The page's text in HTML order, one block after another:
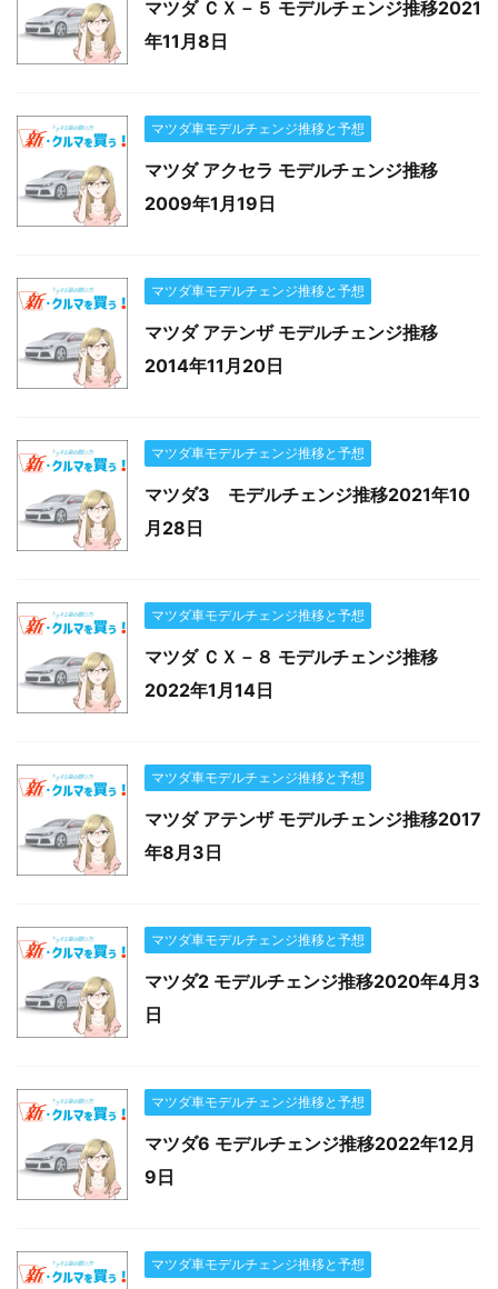
マツダ ＣＸ－５ モデルチェンジ推移2021
年11月8日
マツダ車モデルチェンジ推移と予想
マツダ アクセラ モデルチェンジ推移
2009年1月19日
マツダ車モデルチェンジ推移と予想
マツダ アテンザ モデルチェンジ推移
2014年11月20日
マツダ車モデルチェンジ推移と予想
マツダ3 モデルチェンジ推移2021年10
月28日
マツダ車モデルチェンジ推移と予想
マツダ ＣＸ－８ モデルチェンジ推移
2022年1月14日
マツダ車モデルチェンジ推移と予想
マツダ アテンザ モデルチェンジ推移2017
年8月3日
マツダ車モデルチェンジ推移と予想
マツダ2 モデルチェンジ推移2020年4月3
日
マツダ車モデルチェンジ推移と予想
マツダ6 モデルチェンジ推移2022年12月
9日
マツダ車モデルチェンジ推移と予想